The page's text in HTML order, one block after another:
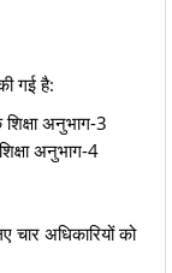
गई है:
अनुभाग-3
अनुभाग-4
चार अधिकारियों को